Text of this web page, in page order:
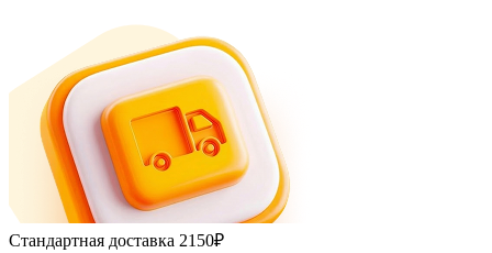
Стандартная доставка 2150₽